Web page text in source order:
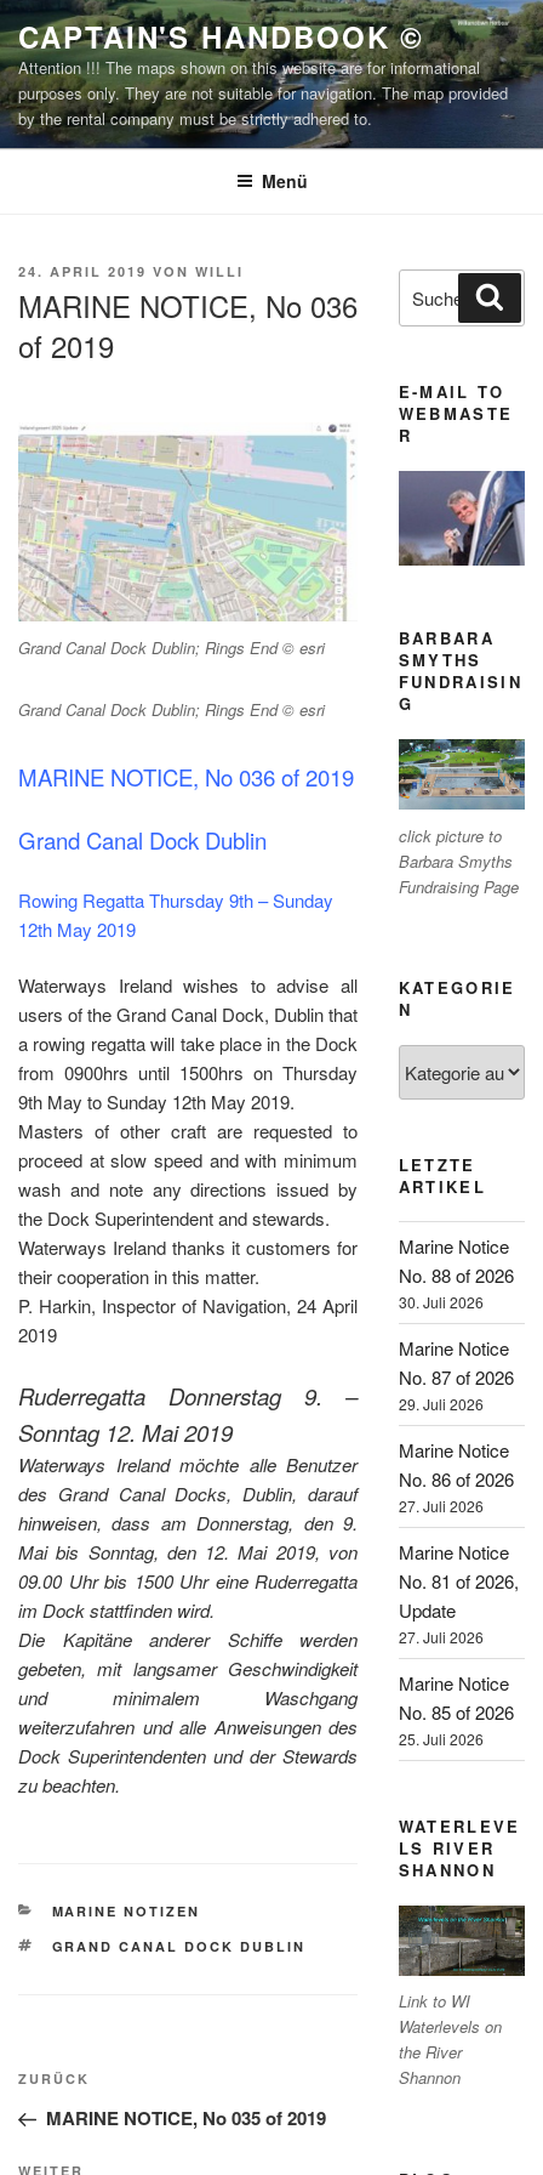
Zum
Inhalt
springen
CAPTAIN'S HANDBOOK ©
Attention !!! The maps shown on this website are for informational
purposes only. They are not suitable for navigation. The map provided
by the rental company must be strictly adhered to.
Menü
VERÖFFENTLICHT
24. APRIL 2019 VON WILLI
MARINE NOTICE, No 036
of 2019
Grand Canal Dock Dublin; Rings End © esri
Grand Canal Dock Dublin; Rings End © esri
MARINE NOTICE, No 036 of 2019
Grand Canal Dock Dublin
Rowing Regatta Thursday 9th – Sunday
12th May 2019
Waterways Ireland wishes to advise all
users of the Grand Canal Dock, Dublin that
a rowing regatta will take place in the Dock
from 0900hrs until 1500hrs on Thursday
9th May to Sunday 12th May 2019.
Masters of other craft are requested to
proceed at slow speed and with minimum
wash and note any directions issued by
the Dock Superintendent and stewards.
Waterways Ireland thanks it customers for
their cooperation in this matter.
P. Harkin, Inspector of Navigation, 24 April
2019
Ruderregatta Donnerstag 9. –
Sonntag 12. Mai 2019
Waterways Ireland möchte alle Benutzer
des Grand Canal Docks, Dublin, darauf
hinweisen, dass am Donnerstag, den 9.
Mai bis Sonntag, den 12. Mai 2019, von
09.00 Uhr bis 1500 Uhr eine Ruderregatta
im Dock stattfinden wird.
Die Kapitäne anderer Schiffe werden
gebeten, mit langsamer Geschwindigkeit
und minimalem Waschgang
weiterzufahren und alle Anweisungen des
Dock Superintendenten und der Stewards
zu beachten.
KATEGORIEN
MARINE NOTIZEN
SCHLAGWÖRTER
GRAND CANAL DOCK DUBLIN
Beitragsnavigation
Vorheriger
Beitrag
ZURÜCK
MARINE NOTICE, No 035 of 2019
WEITER
Suchen
nach:
E-MAIL TO
WEBMASTE
R
BARBARA
SMYTHS
FUNDRAISIN
G
click picture to
Barbara Smyths
Fundraising Page
KATEGORIE
N
LETZTE
ARTIKEL
Marine Notice
No. 88 of 2026
30. Juli 2026
Marine Notice
No. 87 of 2026
29. Juli 2026
Marine Notice
No. 86 of 2026
27. Juli 2026
Marine Notice
No. 81 of 2026,
Update
27. Juli 2026
Marine Notice
No. 85 of 2026
25. Juli 2026
WATERLEVE
LS RIVER
SHANNON
Link to WI
Waterlevels on
the River
Shannon